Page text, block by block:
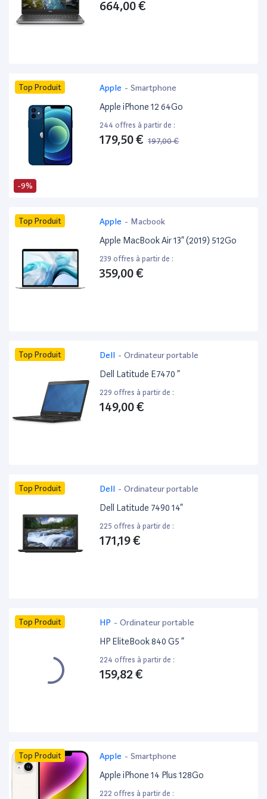
664,00 €
-9%
Top Produit Apple - Smartphone
Apple iPhone 12 64Go
244 offres à partir de :
179,50 € 197,00 €
Top Produit Apple - Macbook
Apple MacBook Air 13” (2019) 512Go
239 offres à partir de :
359,00 €
Top Produit Dell - Ordinateur portable
Dell Latitude E7470 ”
229 offres à partir de :
149,00 €
Top Produit Dell - Ordinateur portable
Dell Latitude 7490 14”
225 offres à partir de :
171,19 €
Top Produit HP - Ordinateur portable
HP EliteBook 840 G5 ”
224 offres à partir de :
159,82 €
Top Produit Apple - Smartphone
Apple iPhone 14 Plus 128Go
222 offres à partir de :